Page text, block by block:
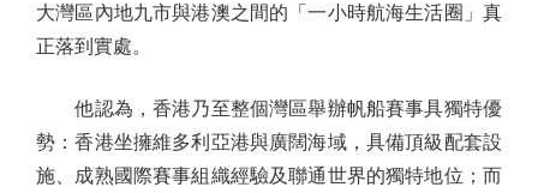
大灣區內地九市與港澳之間的「一小時航海生活圈」真
正落到實處。
他認為，香港乃至整個灣區舉辦帆船賽事具獨特優
勢：香港坐擁維多利亞港與廣闊海域，具備頂級配套設
施、成熟國際賽事組織經驗及聯通世界的獨特地位；而